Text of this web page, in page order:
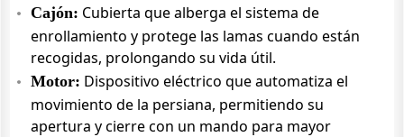
Cajón: Cubierta que alberga el sistema de
enrollamiento y protege las lamas cuando están
recogidas, prolongando su vida útil.
Motor: Dispositivo eléctrico que automatiza el
movimiento de la persiana, permitiendo su
apertura y cierre con un mando para mayor